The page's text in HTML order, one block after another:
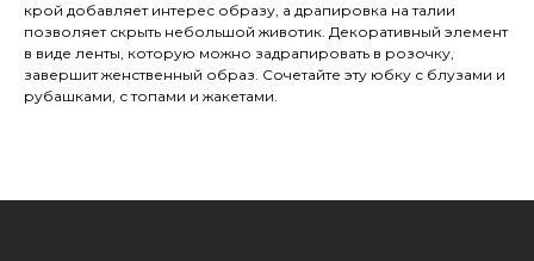
крой добавляет интерес образу, а драпировка на талии
позволяет скрыть небольшой животик. Декоративный элемент
в виде ленты, которую можно задрапировать в розочку,
завершит женственный образ. Сочетайте эту юбку с блузами и
рубашками, с топами и жакетами.